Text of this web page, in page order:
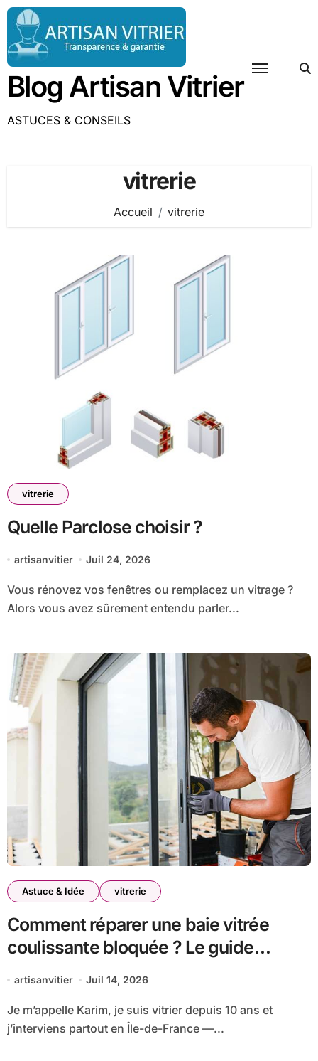
Passer
contenu
Blog Artisan Vitrier
ASTUCES & CONSEILS
vitrerie
Accueil vitrerie
vitrerie
Quelle Parclose choisir ?
artisanvitier Juil 24, 2026
Vous rénovez vos fenêtres ou remplacez un vitrage ?
Alors vous avez sûrement entendu parler...
Astuce & Idée vitrerie
Comment réparer une baie vitrée
coulissante bloquée ? Le guide
complet
artisanvitier Juil 14, 2026
Je m’appelle Karim, je suis vitrier depuis 10 ans et
j’interviens partout en Île-de-France —...